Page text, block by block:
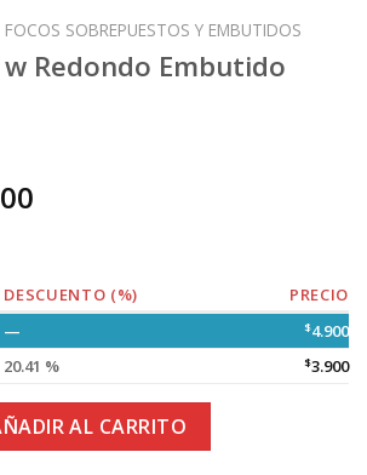
FOCOS SOBREPUESTOS Y EMBUTIDOS
w Redondo Embutido
DESCUENTO (%)
PRECIO
— $4.900
20.41 % $3.900
Embutido cantidad
AL CARRITO